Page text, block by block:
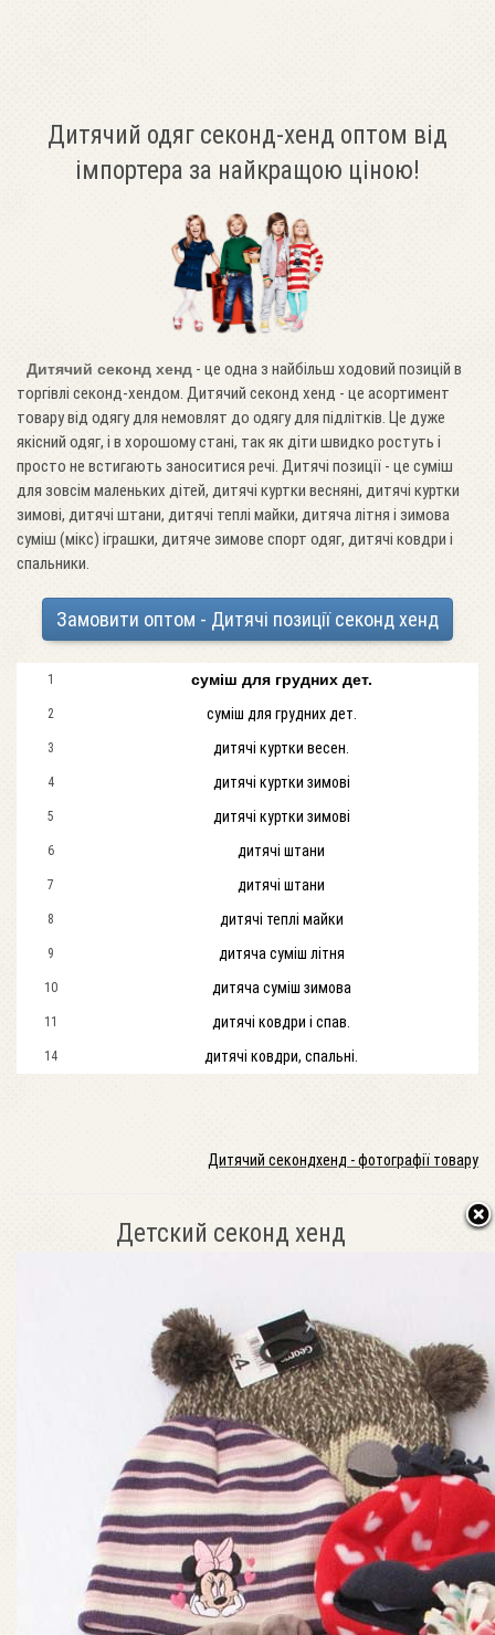
Дитячий одяг секонд-хенд оптом від
імпортера за найкращою ціною!
Дитячий секонд хенд - це одна з найбільш ходовий позицій в
торгівлі секонд-хендом. Дитячий секонд хенд - це асортимент
товару від одягу для немовлят до одягу для підлітків. Це дуже
якісний одяг, і в хорошому стані, так як діти швидко ростуть і
просто не встигають заноситися речі. Дитячі позиції - це суміш
для зовсім маленьких дітей, дитячі куртки весняні, дитячі куртки
зимові, дитячі штани, дитячі теплі майки, дитяча літня і зимова
суміш (мікс) іграшки, дитяче зимове спорт одяг, дитячі ковдри і
спальники.
Замовити оптом - Дитячі позиції секонд хенд
1 суміш для грудних дет.
2 суміш для грудних дет.
3 дитячі куртки весен.
4 дитячі куртки зимові
5 дитячі куртки зимові
6 дитячі штани
7 дитячі штани
8 дитячі теплі майки
9 дитяча суміш літня
10 дитяча суміш зимова
11 дитячі ковдри і спав.
14 дитячі ковдри, спальні.
Дитячий секондхенд - фотографії товару
Детский секонд хенд